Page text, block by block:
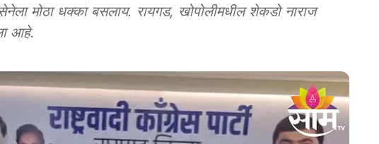
मोठा धक्का बसलाय. रायगड, खोपोलीमधील शेकडो नाराज
आहे.